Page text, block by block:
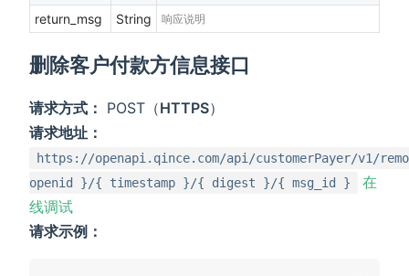
return_msg String 响应说明
删除客户付款方信息接口
请求方式： POST（HTTPS）
请求地址：
https://openapi.qince.com/api/customerPayer/v1/
openid }/{ timestamp }/{ digest }/{ msg_id }
在
线调试
请求示例：